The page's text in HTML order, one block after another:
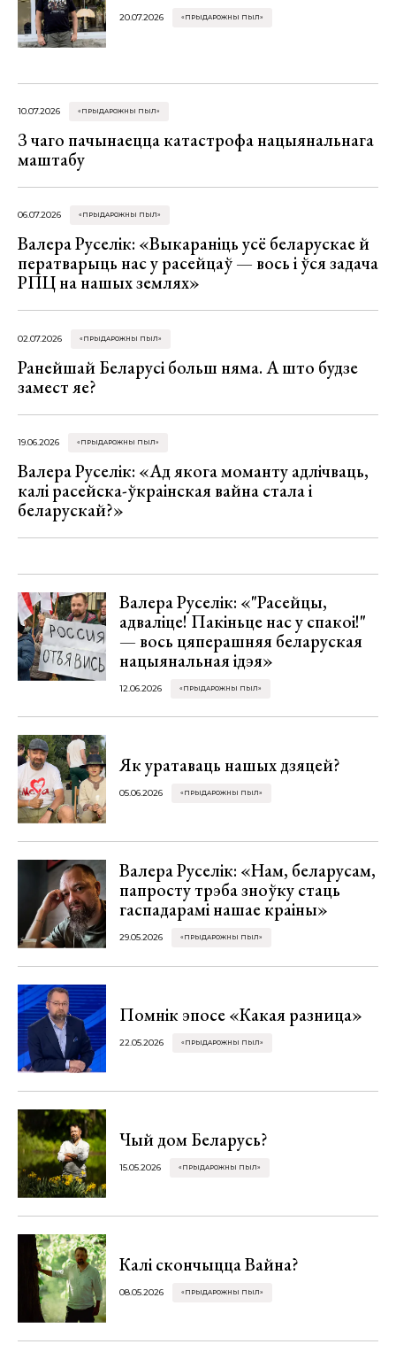
20.07.2026 «ПРЫДАРОЖНЫ ПЫЛ»
10.07.2026 «ПРЫДАРОЖНЫ ПЫЛ»
З чаго пачынаецца катастрофа нацыянальнага
маштабу
06.07.2026 «ПРЫДАРОЖНЫ ПЫЛ»
Валера Руселік: «Выкараніць усё беларускае й
ператварыць нас у расейцаў — вось і ўся задача
РПЦ на нашых землях»
02.07.2026 «ПРЫДАРОЖНЫ ПЫЛ»
Ранейшай Беларусі больш няма. А што будзе
замест яе?
19.06.2026 «ПРЫДАРОЖНЫ ПЫЛ»
Валера Руселік: «Ад якога моманту адлічваць,
калі расейска-ўкраінская вайна стала і
беларускай?»
Валера Руселік: «"Расейцы,
адваліце! Пакіньце нас у спакоі!"
— вось цяперашняя беларуская
нацыянальная ідэя»
12.06.2026 «ПРЫДАРОЖНЫ ПЫЛ»
Як уратаваць нашых дзяцей?
05.06.2026 «ПРЫДАРОЖНЫ ПЫЛ»
Валера Руселік: «Нам, беларусам,
папросту трэба зноўку стаць
гаспадарамі нашае краіны»
29.05.2026 «ПРЫДАРОЖНЫ ПЫЛ»
Помнік эпосе «Какая разница»
22.05.2026 «ПРЫДАРОЖНЫ ПЫЛ»
Чый дом Беларусь?
15.05.2026 «ПРЫДАРОЖНЫ ПЫЛ»
Калі скончыцца Вайна?
08.05.2026 «ПРЫДАРОЖНЫ ПЫЛ»